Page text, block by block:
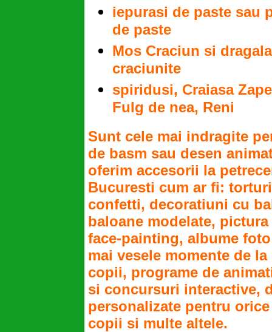
iepurasi de paste sau
de paste
Mos Craciun si
craciunite
spiridusi, Craiasa
Fulg de nea, Reni
Sunt cele mai indragite
de basm sau desen
oferim accesorii la
Bucuresti cum ar fi:
confetti, decoratiuni cu
baloane modelate, pictura
face-painting, albume
mai vesele momente de la
copii, programe de
si concursuri interactive,
personalizate pentru
copii si multe altele.